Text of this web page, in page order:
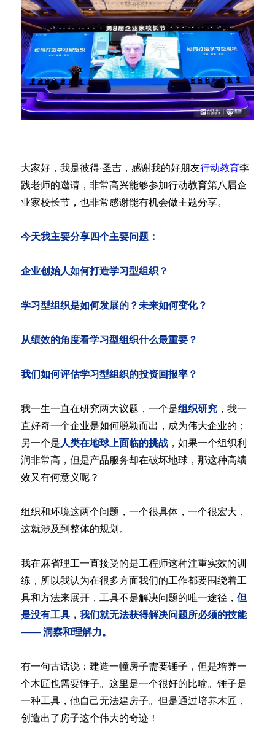
大家好，我是彼得·圣吉，感谢我的好朋友行动教育李
践老师的邀请，非常高兴能够参加行动教育第八届企
业家校长节，也非常感谢能有机会做主题分享。
今天我主要分享四个主要问题：
企业创始人如何打造学习型组织？
学习型组织是如何发展的？未来如何变化？
从绩效的角度看学习型组织什么最重要？
我们如何评估学习型组织的投资回报率？
我一生一直在研究两大议题，一个是组织研究，我一
直好奇一个企业是如何脱颖而出，成为伟大企业的；
另一个是 人类在地球上面临的挑战，如果一个组织利
润非常高，但是产品服务却在破坏地球，那这种高绩
效又有何意义呢？
组织和环境这两个问题，一个很具体，一个很宏大，
这就涉及到整体的规划。
我在麻省理工一直接受的是工程师这种注重实效的训
练，所以我认为在很多方面我们的工作都要围绕着工
具和方法来展开，工具不是解决问题的唯一途径， 但
是没有工具，我们就无法获得解决问题所必须的技能
—— 洞察和理解力。
有一句古话说：建造一幢房子需要锤子，但是培养一
个木匠也需要锤子。这里是一个很好的比喻。锤子是
一种工具，他自己无法建房子。但是通过培养木匠，
创造出了房子这个伟大的奇迹！